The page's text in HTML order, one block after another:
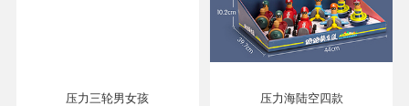
压力三轮男女孩
压力海陆空四款